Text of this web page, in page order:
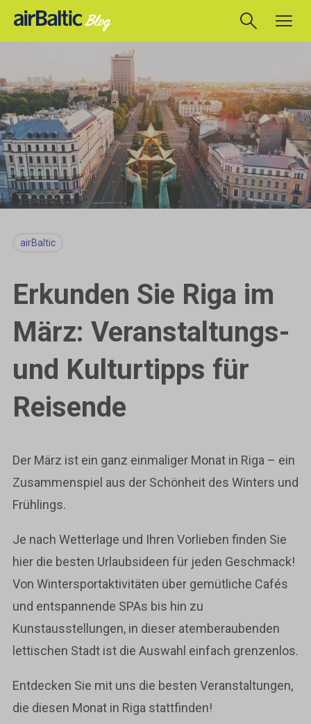
airBaltic
Erkunden Sie Riga im
März: Veranstaltungs-
und Kulturtipps für
Reisende
Der März ist ein ganz einmaliger Monat in Riga – ein
Zusammenspiel aus der Schönheit des Winters und
Frühlings.
Je nach Wetterlage und Ihren Vorlieben finden Sie
hier die besten Urlaubsideen für jeden Geschmack!
Von Wintersportaktivitäten über gemütliche Cafés
und entspannende SPAs bis hin zu
Kunstausstellungen, in dieser atemberaubenden
lettischen Stadt ist die Auswahl einfach grenzenlos.
Entdecken Sie mit uns die besten Veranstaltungen,
die diesen Monat in Riga stattfinden!